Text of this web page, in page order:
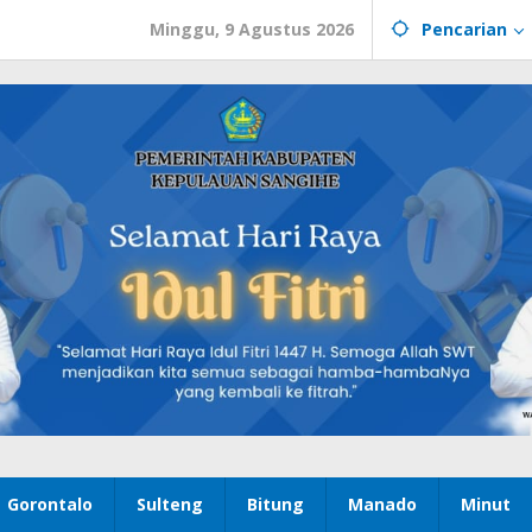
Minggu, 9 Agustus 2026 Pencarian
Gorontalo Sulteng Bitung Manado Minut